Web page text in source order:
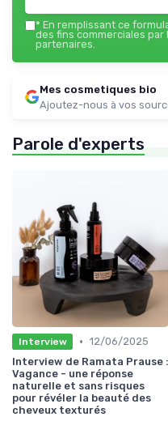
* En remplissant ce
des fins commerciales
partenaires.
Mes cosmetiques bio
Ajoutez-nous à vos
Parole d'experts
Interview • 12/06/2025
Interview de Ramata Prause :
Vagance - une réponse
naturelle et sans risques
pour révéler la beauté des
cheveux texturés